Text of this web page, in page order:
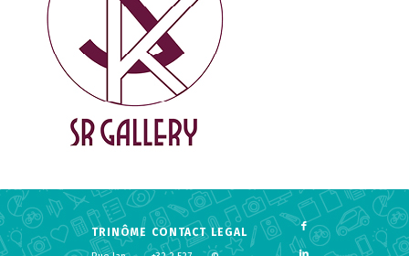
TRINÔME CONTACT LEGAL